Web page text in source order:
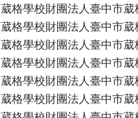
葳格學校財團法人臺中市葳
葳格學校財團法人臺中市葳
葳格學校財團法人臺中市葳
葳格學校財團法人臺中市葳
葳格學校財團法人臺中市葳
葳格學校財團法人臺中市葳